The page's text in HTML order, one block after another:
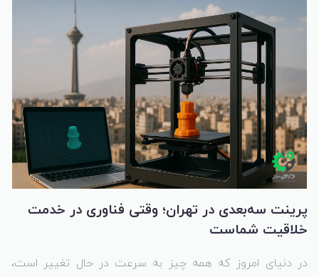
پرینت سه‌بعدی در تهران؛ وقتی فناوری در خدمت
خلاقیت شماست
در دنیای امروز که همه چیز به سرعت در حال تغییر است،